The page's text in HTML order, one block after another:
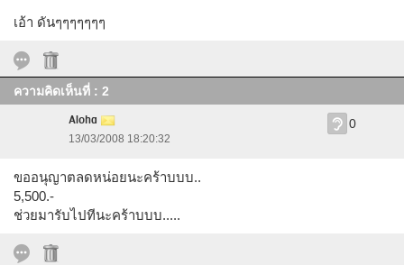
เอ้า ดันๆๆๆๆๆๆๆ
ความคิดเห็นที่ : 2
Aloha
13/03/2008 18:20:32
0
ขออนุญาตลดหน่อยนะคร้าบบบ..
5,500.-
ช่วยมารับไปทีนะคร้าบบบ.....